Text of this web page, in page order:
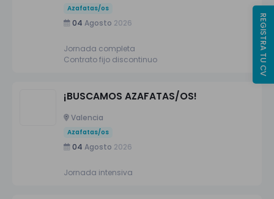
Azafatas/os
04 Agosto 2026
Jornada completa
Contrato fijo discontinuo
¡BUSCAMOS AZAFATAS/OS!
Valencia
Azafatas/os
04 Agosto 2026
Jornada intensiva
REGISTRA TU CV